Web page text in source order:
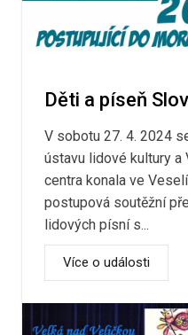
Děti a píseň
V sobotu 27. 4. 2024
ústavu lidové kultury a
centra konala ve
postupová soutěžní
lidových písní s...
Více o události